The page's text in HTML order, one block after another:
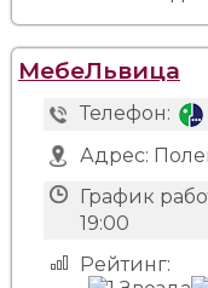
МебеЛьвица
Телефон:
Адрес:
График
19:00
Рейтинг: